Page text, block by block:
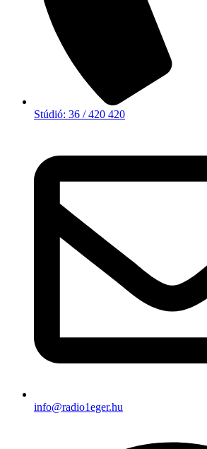
Stúdió: 36 / 420 420
info@radio1eger.hu